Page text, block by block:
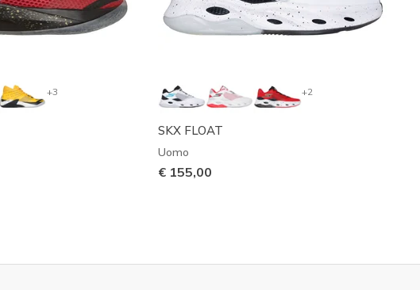
+3 +2
SKX FLOAT
Uomo
€ 155,00